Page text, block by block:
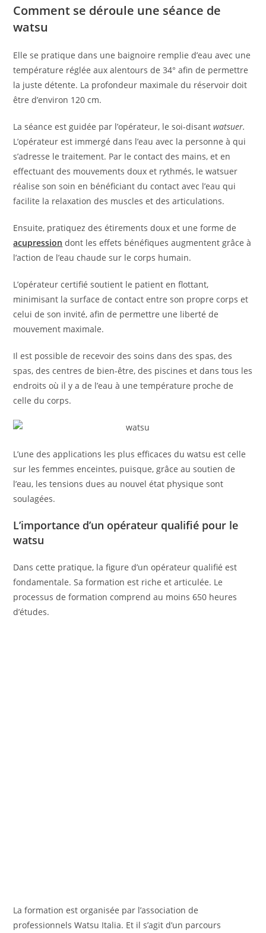
Comment se déroule une séance de
watsu
Elle se pratique dans une baignoire remplie d’eau avec une
température réglée aux alentours de 34° afin de permettre
la juste détente. La profondeur maximale du réservoir doit
être d’environ 120 cm.
La séance est guidée par l’opérateur, le soi-disantwatsuer.
L’opérateur est immergé dans l’eau avec la personne à qui
s’adresse le traitement. Par le contact des mains, et en
effectuant des mouvements doux et rythmés, le watsuer
réalise son soin en bénéficiant du contact avec l’eau qui
facilite la relaxation des muscles et des articulations.
Ensuite, pratiquez des étirements doux et une forme de
acupression dont les effets bénéfiques augmentent grâce à
l’action de l’eau chaude sur le corps humain.
L’opérateur certifié soutient le patient en flottant,
minimisant la surface de contact entre son propre corps et
celui de son invité, afin de permettre une liberté de
mouvement maximale.
Il est possible de recevoir des soins dans des spas, des
spas, des centres de bien-être, des piscines et dans tous les
endroits où il y a de l’eau à une température proche de
celle du corps.
L’une des applications les plus efficaces du watsu est celle
sur les femmes enceintes, puisque, grâce au soutien de
l’eau, les tensions dues au nouvel état physique sont
soulagées.
L’importance d’un opérateur qualifié pour le
watsu
Dans cette pratique, la figure d’un opérateur qualifié est
fondamentale. Sa formation est riche et articulée. Le
processus de formation comprend au moins 650 heures
d’études.
La formation est organisée par l’association de
professionnels Watsu Italia. Et il s’agit d’un parcours